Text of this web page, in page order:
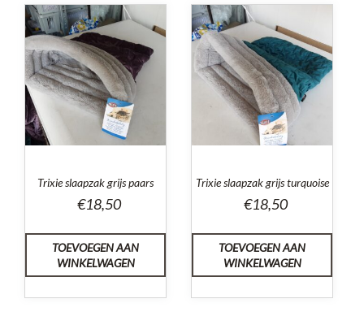
Trixie slaapzak grijs paars
€18,50
TOEVOEGEN AAN
WINKELWAGEN
Trixie slaapzak grijs turquoise
€18,50
TOEVOEGEN AAN
WINKELWAGEN